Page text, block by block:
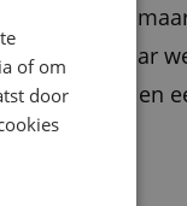
stagiaire,
ze 20 jaar
trends en
en mijn werk
ENGLISH
FRENCH
of om
door